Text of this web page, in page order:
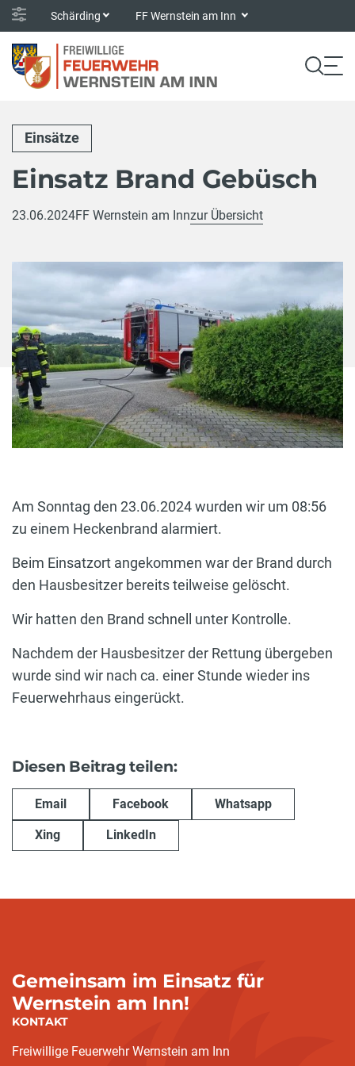
Schärding FF Wernstein am Inn
Einsätze
Einsatz Brand Gebüsch
23.06.2024FF Wernstein am Innzur Übersicht
Am Sonntag den 23.06.2024 wurden wir um 08:56
zu einem Heckenbrand alarmiert.
Beim Einsatzort angekommen war der Brand durch
den Hausbesitzer bereits teilweise gelöscht.
Wir hatten den Brand schnell unter Kontrolle.
Nachdem der Hausbesitzer der Rettung übergeben
wurde sind wir nach ca. einer Stunde wieder ins
Feuerwehrhaus eingerückt.
Diesen Beitrag teilen:
Email Facebook Whatsapp
Xing LinkedIn
Gemeinsam im Einsatz für
Wernstein am Inn!
KONTAKT
Freiwillige Feuerwehr Wernstein am Inn